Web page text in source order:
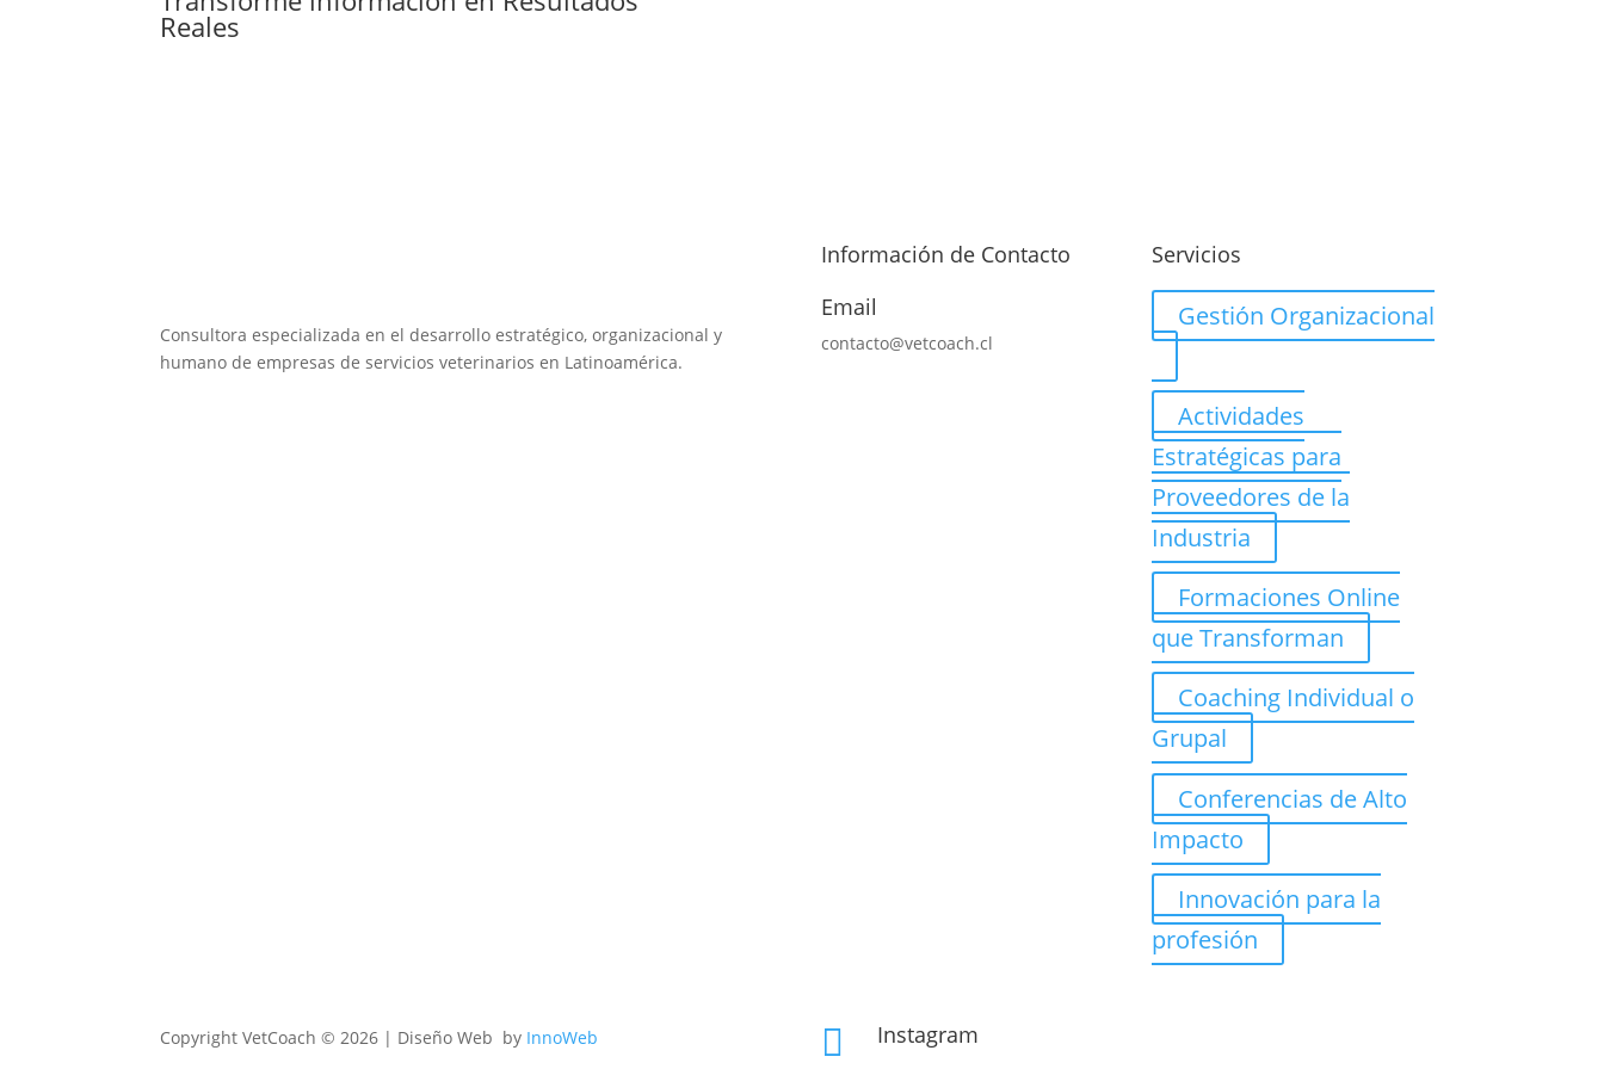
Reales
Consultora especializada en el desarrollo estratégico, organizacional y
humano de empresas de servicios veterinarios en Latinoamérica.
Información de Contacto
Email
contacto@vetcoach.cl
Servicios
Gestión Organizacional
Actividades
Estratégicas para
Proveedores de la
Industria
Formaciones Online
que Transforman
Coaching Individual o
Grupal
Conferencias de Alto
Impacto
Innovación para la
profesión
Copyright VetCoach © 2026 | Diseño Web by InnoWeb  Instagram